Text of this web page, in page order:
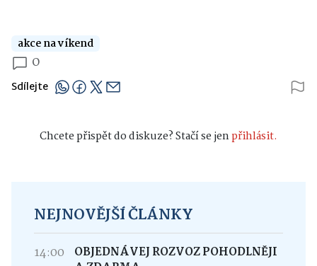
akce na víkend
0
NEJNOVĚJŠÍ ČLÁNKY